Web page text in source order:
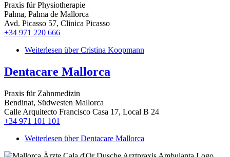
Praxis für Physiotherapie
Palma, Palma de Mallorca
Avd. Picasso 57, Clinica Picasso
+34 971 220 666
Weiterlesen über Cristina Koopmann
Dentacare Mallorca
Praxis für Zahnmedizin
Bendinat, Südwesten Mallorca
Calle Arquitecto Francisco Casa 17, Local B 24
+34 971 101 101
Weiterlesen über Dentacare Mallorca